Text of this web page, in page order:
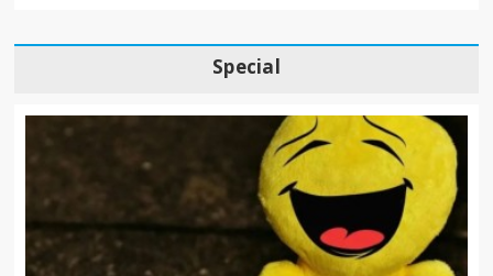
Special